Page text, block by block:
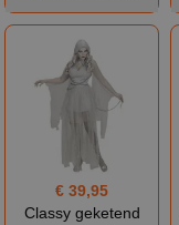
€ 39,95
Classy geketend